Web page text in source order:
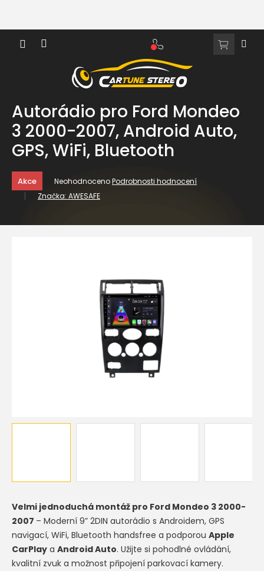
obsah
NÁKUPNÍ
Autorádio pro Ford Mondeo
3 2000-2007, Android Auto,
GPS, WiFi, Bluetooth
Akce
Průměrné
hodnocení
produktu
0,0
NeohodnocenoPodrobnosti hodnocení
Značka: AWESAFE
Velmi jednoduchá montáž pro Ford Mondeo 3 2000-
2007 – Moderní 9” 2DIN autorádio s Androidem, GPS
navigací, WiFi, Bluetooth handsfree a podporou Apple
CarPlay a Android Auto. Užijte si pohodlné ovládání,
kvalitní zvuk a možnost připojení parkovací kamery.